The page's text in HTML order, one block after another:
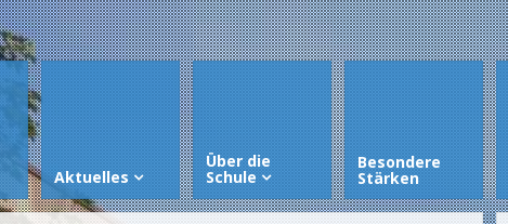
Aktuelles
Über die
Schule
Besondere
Stärken